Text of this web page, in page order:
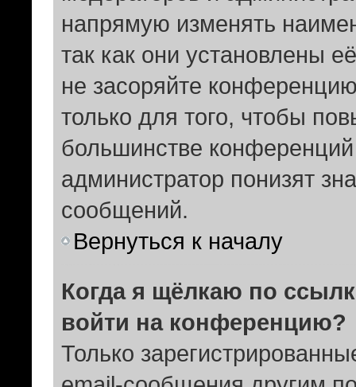
напрямую изменять
так как они установлены
не засоряйте
только для того, чтобы
большинстве
администратор понизят
сообщений.
Вернуться к началу
Когда я щёлкаю по
войти на конференцию?
Только